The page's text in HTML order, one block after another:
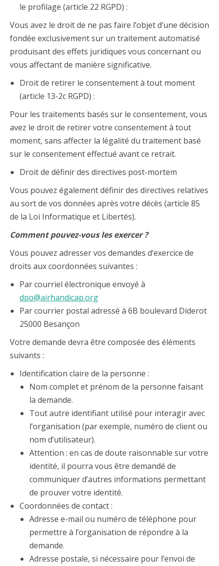
le profilage (article 22 RGPD) :
Vous avez le droit de ne pas faire l’objet d’une décision
fondée exclusivement sur un traitement automatisé
produisant des effets juridiques vous concernant ou
vous affectant de manière significative.
Droit de retirer le consentement à tout moment
(article 13-2c RGPD) :
Pour les traitements basés sur le consentement, vous
avez le droit de retirer votre consentement à tout
moment, sans affecter la légalité du traitement basé
sur le consentement effectué avant ce retrait.
Droit de définir des directives post-mortem
Vous pouvez également définir des directives relatives
au sort de vos données après votre décès (article 85
de la Loi Informatique et Libertés).
Comment pouvez-vous les exercer ?
Vous pouvez adresser vos demandes d’exercice de
droits aux coordonnées suivantes :
Par courriel électronique envoyé à
dpo@airhandicap.org
Par courrier postal adressé à 6B boulevard Diderot
25000 Besançon
Votre demande devra être composée des éléments
suivants :
Identification claire de la personne :
Nom complet et prénom de la personne faisant
la demande.
Tout autre identifiant utilisé pour interagir avec
l’organisation (par exemple, numéro de client ou
nom d’utilisateur).
Attention : en cas de doute raisonnable sur votre
identité, il pourra vous être demandé de
communiquer d’autres informations permettant
de prouver votre identité.
Coordonnées de contact :
Adresse e-mail ou numéro de téléphone pour
permettre à l’organisation de répondre à la
demande.
Adresse postale, si nécessaire pour l’envoi de